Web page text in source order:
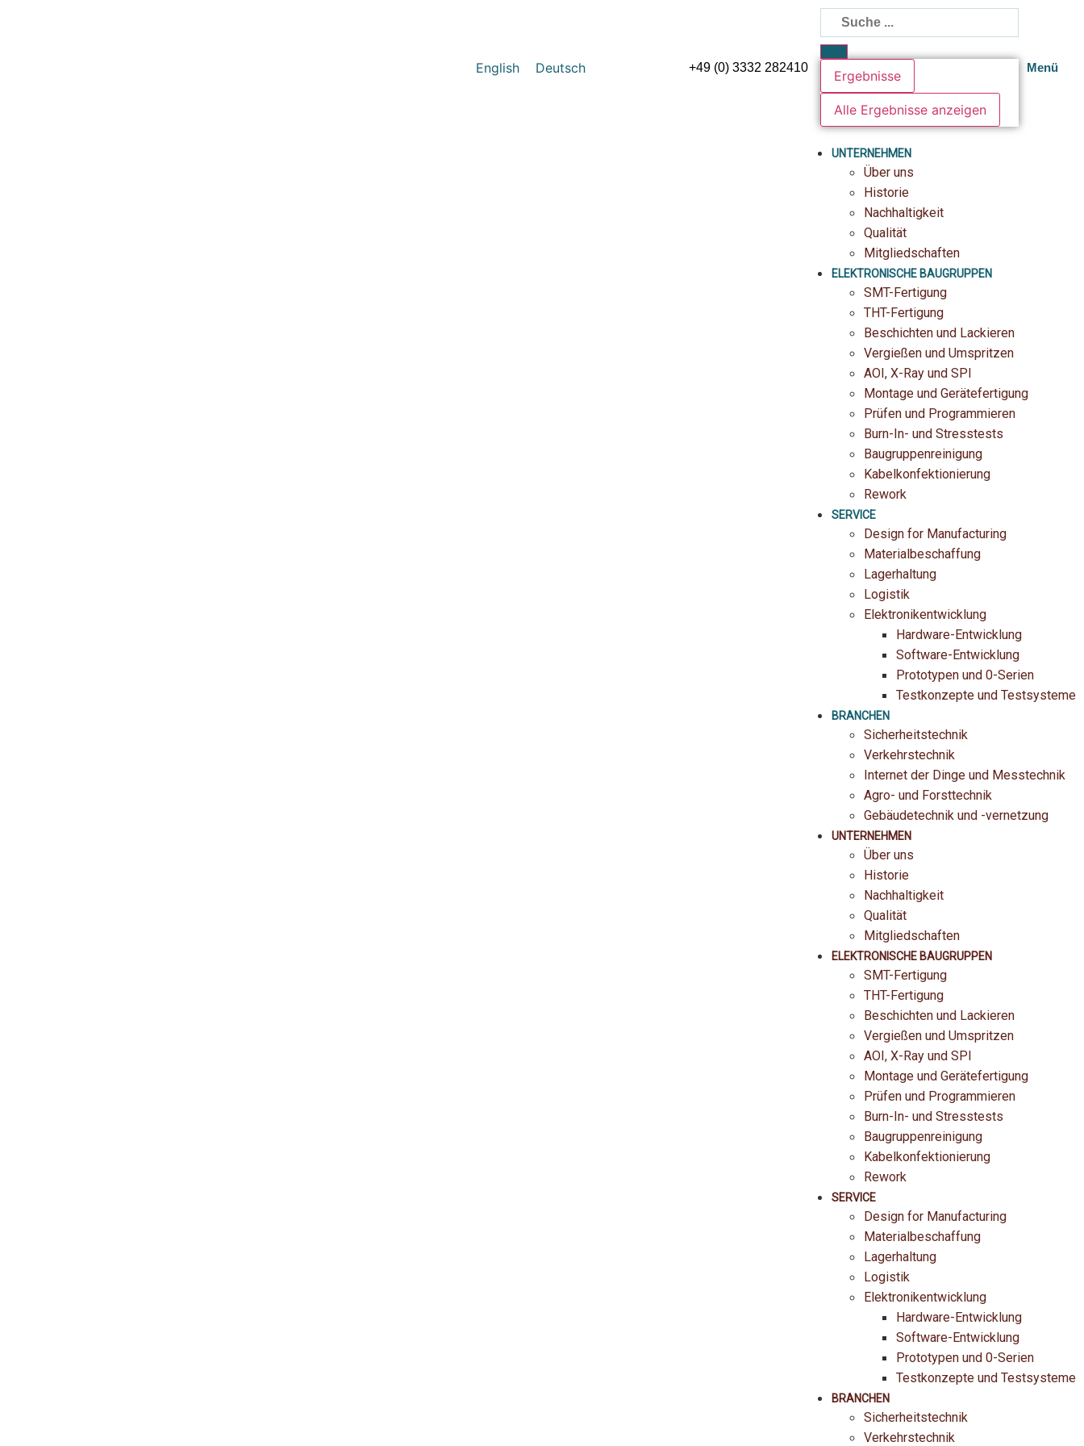
English Deutsch +49 (0) 3332 282410
Ergebnisse
Alle Ergebnisse anzeigen
Menü
UNTERNEHMEN
Über uns
Historie
Nachhaltigkeit
Qualität
Mitgliedschaften
ELEKTRONISCHE BAUGRUPPEN
SMT-Fertigung
THT-Fertigung
Beschichten und Lackieren
Vergießen und Umspritzen
AOI, X-Ray und SPI
Montage und Gerätefertigung
Prüfen und Programmieren
Burn-In- und Stresstests
Baugruppenreinigung
Kabelkonfektionierung
Rework
SERVICE
Design for Manufacturing
Materialbeschaffung
Lagerhaltung
Logistik
Elektronikentwicklung
Hardware-Entwicklung
Software-Entwicklung
Prototypen und 0-Serien
Testkonzepte und Testsysteme
BRANCHEN
Sicherheitstechnik
Verkehrstechnik
Internet der Dinge und Messtechnik
Agro- und Forsttechnik
Gebäudetechnik und -vernetzung
UNTERNEHMEN
Über uns
Historie
Nachhaltigkeit
Qualität
Mitgliedschaften
ELEKTRONISCHE BAUGRUPPEN
SMT-Fertigung
THT-Fertigung
Beschichten und Lackieren
Vergießen und Umspritzen
AOI, X-Ray und SPI
Montage und Gerätefertigung
Prüfen und Programmieren
Burn-In- und Stresstests
Baugruppenreinigung
Kabelkonfektionierung
Rework
SERVICE
Design for Manufacturing
Materialbeschaffung
Lagerhaltung
Logistik
Elektronikentwicklung
Hardware-Entwicklung
Software-Entwicklung
Prototypen und 0-Serien
Testkonzepte und Testsysteme
BRANCHEN
Sicherheitstechnik
Verkehrstechnik